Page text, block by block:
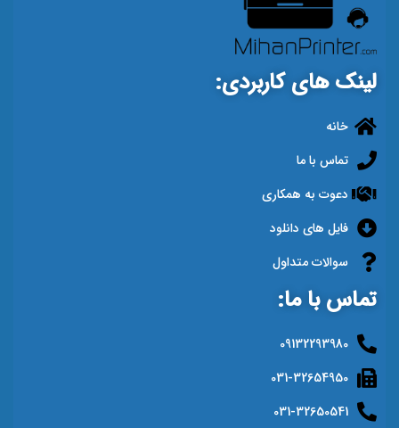
لینک های کاربردی:
خانه
تماس با ما
دعوت به همکاری
فایل های دانلود
سوالات متداول
تماس با ما:
09132293980
031-32654950
031-32650541